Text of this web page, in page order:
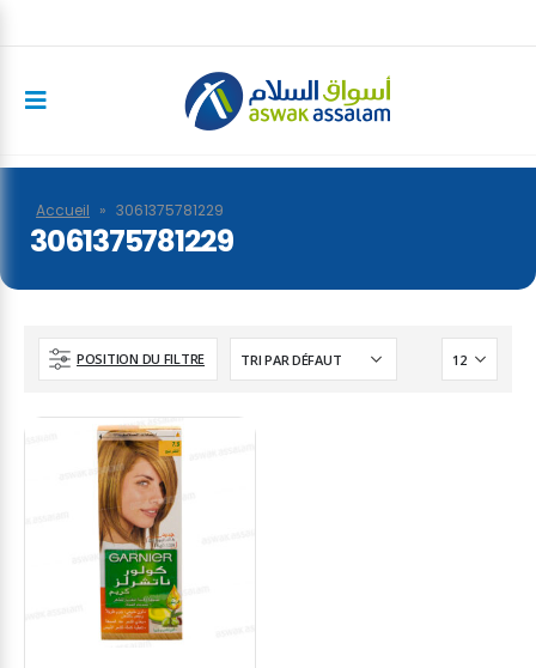
Accueil » 3061375781229
3061375781229
POSITION DU FILTRE